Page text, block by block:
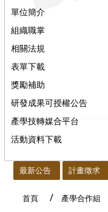
單位簡介
組織職掌
相關法規
表單下載
獎勵補助
研發成果可授權公告
產學技轉媒合平台
活動資料下載
最新公告 計畫徵求
首頁 產學合作組